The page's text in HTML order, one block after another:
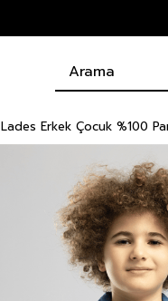
Lades Erkek Çocuk %100